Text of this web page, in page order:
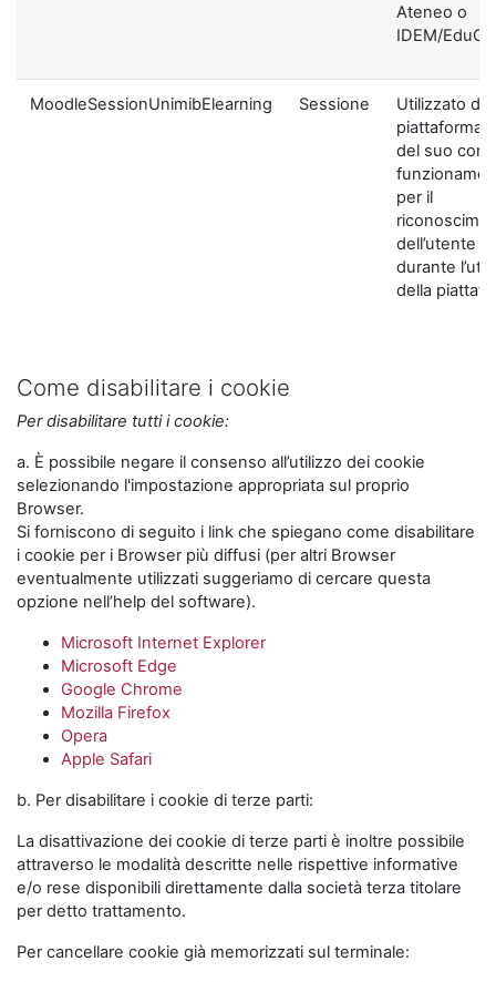
Ateneo o
IDEM/
MoodleSessionUnimibElearning Sessione
Utilizzato
piattaforma
del suo
per il
dell’utente
durante
della
Come disabilitare i cookie
Per disabilitare tutti i cookie:
a. È possibile negare il consenso all’utilizzo dei cookie
selezionando l'impostazione appropriata sul proprio
Browser.
Si forniscono di seguito i link che spiegano come disabilitare
i cookie per i Browser più diffusi (per altri Browser
eventualmente utilizzati suggeriamo di cercare questa
opzione nell’help del software).
Microsoft Internet Explorer
Microsoft Edge
Google Chrome
Mozilla Firefox
Opera
Apple Safari
b. Per disabilitare i cookie di terze parti:
La disattivazione dei cookie di terze parti è inoltre possibile
attraverso le modalità descritte nelle rispettive informative
e/o rese disponibili direttamente dalla società terza titolare
per detto trattamento.
Per cancellare cookie già memorizzati sul terminale: